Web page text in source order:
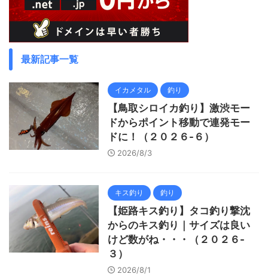
最新記事一覧
イカメタル 釣り
【鳥取シロイカ釣り】激渋モー
ドからポイント移動で連発モー
ドに！（２０２６-６）
2026/8/3
キス釣り 釣り
【姫路キス釣り】タコ釣り撃沈
からのキス釣り｜サイズは良い
けど数がね・・・（２０２６-
３）
2026/8/1